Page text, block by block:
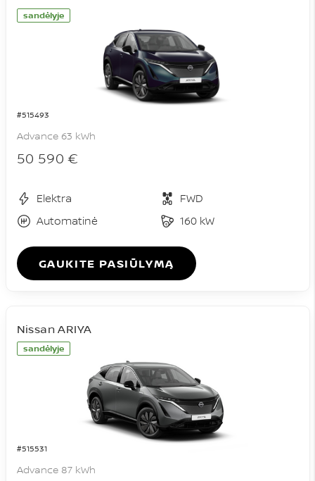
sandėlyje
#515493
Advance 63 kWh
50 590 €
Elektra
FWD
Automatinė
160 kW
GAUKITE PASIŪLYMĄ
sandėlyje
#515531
Nissan ARIYA
Advance 87 kWh